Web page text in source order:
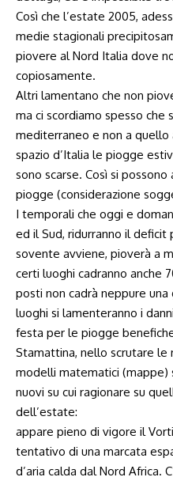
Così che l’estate 2005,
medie stagionali
piovere al Nord Italia dove
copiosamente.
Altri lamentano che non
ma ci scordiamo spesso che
mediterraneo e non a
spazio d’Italia le piogge
sono scarse. Così si
piogge (considerazione
I temporali che oggi e
ed il Sud, ridurranno il deficit
sovente avviene, pioverà a
certi luoghi cadranno anche
posti non cadrà neppure una
luoghi si lamenteranno i
festa per le piogge
Stamattina, nello scrutare le
modelli matematici
nuovi su cui ragionare su
dell’estate:
appare pieno di vigore il
tentativo di una marcata
d’aria calda dal Nord Africa.